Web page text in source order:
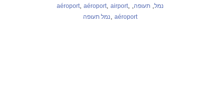
aéroport ,aéroport ,airport נמל, תעופה
נמל תעופה ,aéroport